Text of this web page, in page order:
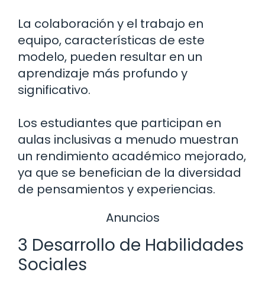
La colaboración y el trabajo en
equipo, características de este
modelo, pueden resultar en un
aprendizaje más profundo y
significativo.
Los estudiantes que participan en
aulas inclusivas a menudo muestran
un rendimiento académico mejorado,
ya que se benefician de la diversidad
de pensamientos y experiencias.
Anuncios
3 Desarrollo de Habilidades
Sociales